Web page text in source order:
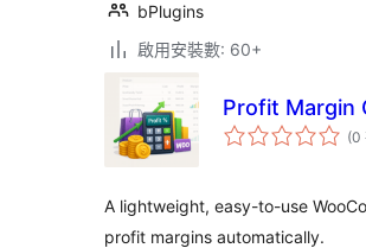
bPlugins
啟用安裝數: 60+
Profit Margin
(0
A lightweight, easy-to-use
profit margins automatically.